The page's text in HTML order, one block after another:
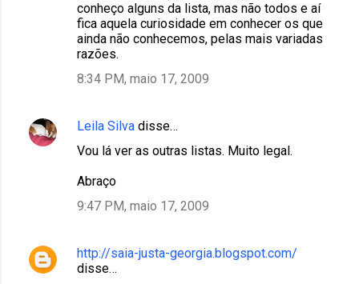
conheço alguns da lista, mas não todos e aí
fica aquela curiosidade em conhecer os que
ainda não conhecemos, pelas mais variadas
razões.
8:34 PM, maio 17, 2009
Leila Silva disse…
Vou lá ver as outras listas. Muito legal.
Abraço
9:47 PM, maio 17, 2009
http://saia-justa-georgia.blogspot.com/
disse…